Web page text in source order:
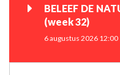
BELEEF DE
(week 32)
6 augustus 2026 12:00